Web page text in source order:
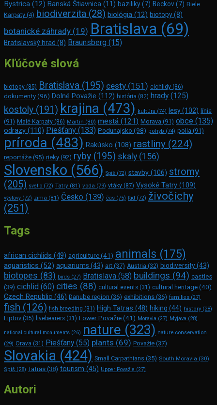
Bystrica (12) Banská Štiavnica (11) baziliky(7) Beckov(7) Biele
Karpaty (4) biodiverzita (28) biológia (12) biotopy(8)
botanické záhrady (19) Bratislava (69)
Bratislavský hrad (8) Braunsberg (15)
Kľúčové slová
biotopy (85) Bratislava (195) cesty (151) cichlidy (86)
dokumenty (96) Dolné Považie (112) história (82) hrady (125)
kostoly (191) krajina (473) kultúra (74) lesy(102) línie
(91) Malé Karpaty (86) Martin (80) mestá (121) Morava (91) obce (135)
odrazy (110) Piešťany (133) Podunajsko (98) pohyb (74) polia (91)
príroda (483) Rakúsko (108) rastliny (224)
reportáže (95) rieky (92) ryby (195) skaly (156)
Slovensko (566) Spiš (72) stavby (106) stromy
(205) svetlo (72) Tatry (81) voda (79) vtáky (87) Vysoké Tatry (109)
výstavy (72) zima (81) Česko (139) čas (75) ľad (72) živočíchy
(251)
Tags
african cichlids (49) agriculture(41) animals (175)
aquaristics (52) aquariums (43) art (37) Austria (32) biodiversity(43)
biotopes (83) birds (27) Bratislava (58) buildings (94) castles
(39) cichlid (60) cities (88) cultural events (31) cultural heritage (40)
Czech Republic (46) Danube region (36) exhibitions (36) families (27)
fish (126) fish breeding (31) High Tatras (48) hiking (44) history (28)
Liptov (35) livebearers (31) Lower Považie(41) Moravia (27) Myjava (28)
national cultural monuments (26) nature (323) nature conservation
(29) Orava (31) Piešťany (55) plants (69) Považie (37)
Slovakia (424) Small Carpathians (35) South Moravia (30)
Spiš (28) Tatras (38) tourism (45) Upper Považie (27)
Autori